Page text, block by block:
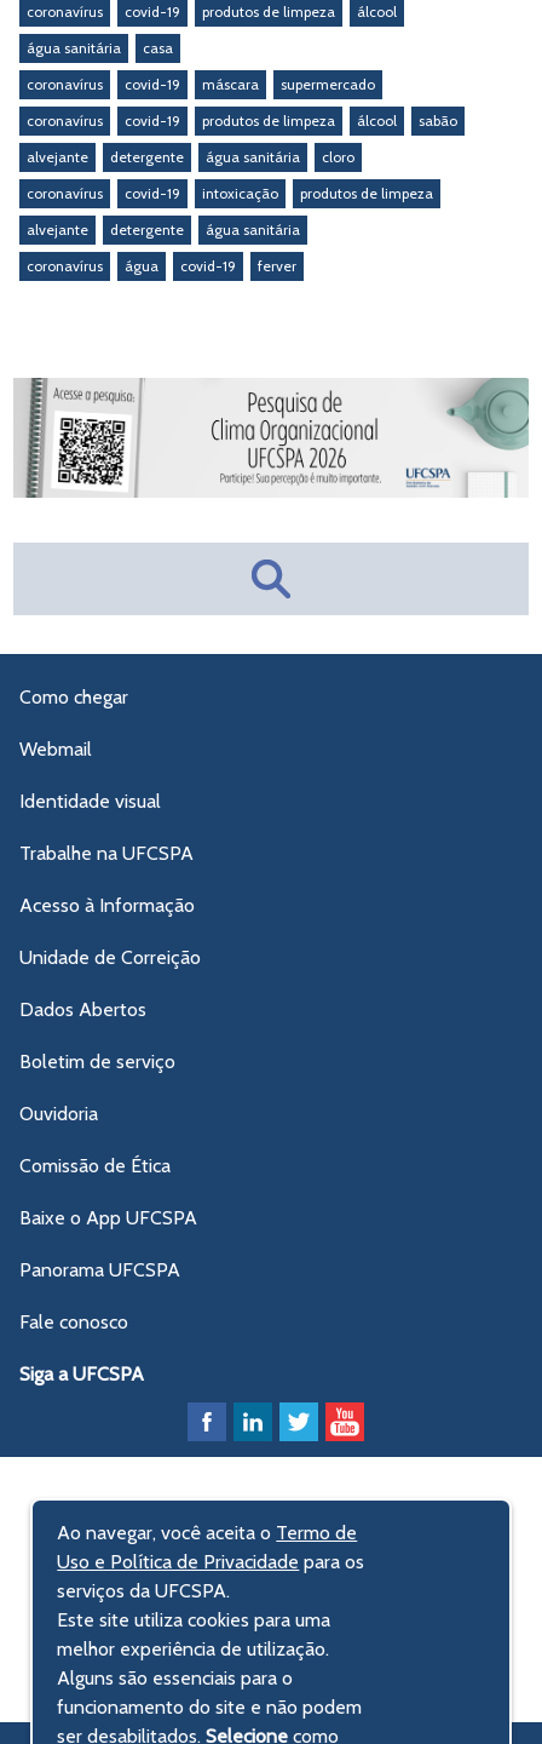
coronavírus
covid-19 produtos de limpeza
álcool
água sanitária
casa
coronavírus
covid-19 máscara
supermercado
coronavírus
covid-19 produtos de limpeza álcool
sabão
alvejante
detergente água sanitária
cloro
coronavírus
covid-19 intoxicação
produtos de limpeza
alvejante
detergente
água sanitária
coronavírus
água covid-19 ferver
Como chegar
Webmail
Identidade visual
Trabalhe na UFCSPA
Acesso à Informação
Unidade de Correição
Dados Abertos
Boletim de serviço
Ouvidoria
Comissão de Ética
Baixe o App UFCSPA
Panorama UFCSPA
Fale conosco
Siga a UFCSPA
Ao navegar, você aceita o Termo de
Uso e Política de Privacidade para os
serviços da UFCSPA.
Este site utiliza cookies para uma
melhor experiência de utilização.
Alguns são essenciais para o
funcionamento do site e não podem
ser desabilitados.Selecionecomo